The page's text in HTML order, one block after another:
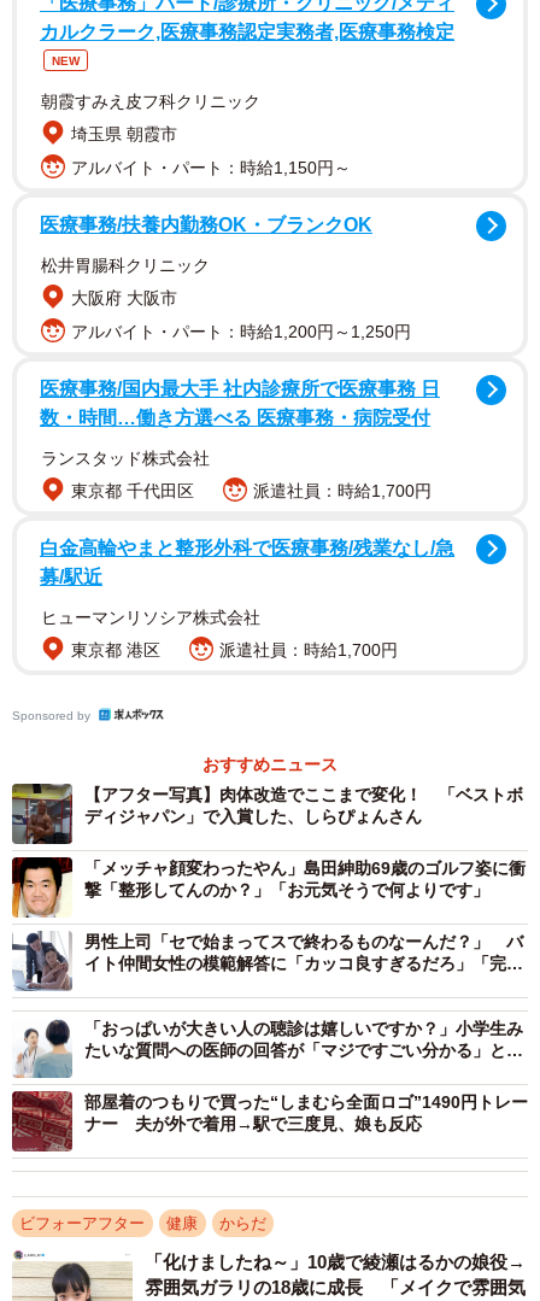
投稿したのはボディメイクとサーフィンを趣味にしてい
る、しらぴょんさん（@lonestarsde66）。ビフォーの写真
は15〜20年前のもので、しらぴょんさんが30代後半〜40歳
「ハゲ散らかした中年オヤジ」と表現するしらぴょんさん
がイメチェンに踏み切ったきっかけは、離婚して独り身に
なり、自堕落な日々を送っていたことだったそう。
「44歳で離婚をした後、しばらくずっと酒を飲み続ける生
活を続けていたんです。でもある日、ふと鏡に映る自分を
らトレーニングを始め、期間としては半年〜1年くらいで、
2/5
カルクラーク,医療事務認定実務者,医療事務検定
NEW
朝霞すみえ皮フ科クリニック
埼玉県 朝霞市
アルバイト・パート：時給1,150円～
医療事務/扶養内勤務OK・ブランクOK
松井胃腸科クリニック
大阪府 大阪市
アルバイト・パート：時給1,200円～1,250円
医療事務/国内最大手 社内診療所で医療事務 日
数・時間…働き方選べる 医療事務・病院受付
ランスタッド株式会社
東京都 千代田区
派遣社員：時給1,700円
白金高輪やまと整形外科で医療事務/残業なし/急
募/駅近
ヒューマンリソシア株式会社
東京都 港区
派遣社員：時給1,700円
Sponsored by
おすすめニュース
【アフター写真】肉体改造でここまで変化！ 「ベストボ
ディジャパン」で入賞した、しらぴょんさん
「メッチャ顔変わったやん」島田紳助69歳のゴルフ姿に衝
撃「整形してんのか？」「お元気そうで何よりです」
男性上司「セで始まってスで終わるものなーんだ？」 バ
イト仲間女性の模範解答に「カッコ良すぎるだろ」「完璧
「おっぱいが大きい人の聴診は嬉しいですか？」小学生み
たいな質問への医師の回答が「マジですごい分かる」と反
部屋着のつもりで買った“しまむら全面ロゴ”1490円トレー
ナー 夫が外で着用→駅で三度見、娘も反応
ビフォーアフター 健康 からだ
「化けましたね～」10歳で綾瀬はるかの娘役→
雰囲気ガラリの18歳に成長 「メイクで雰囲気